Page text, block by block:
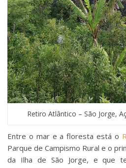
Retiro Atlântico – São Jorge,
Entre o mar e a floresta está o
Parque de Campismo Rural e o
da Ilha de São Jorge, e que